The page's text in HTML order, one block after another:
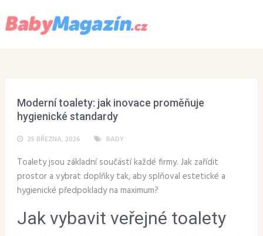
Moderní toalety: jak inovace proměňuje
hygienické standardy
25 BŘEZNA, 2026 RADY
Toalety jsou základní součástí každé firmy. Jak zařídit
prostor a vybrat doplňky tak, aby splňoval estetické a
hygienické předpoklady na maximum?
Jak vybavit veřejné toalety